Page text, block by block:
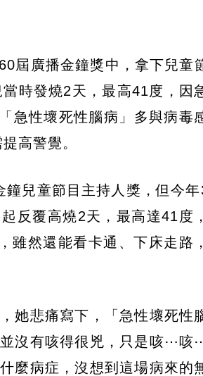
屆廣播金鐘獎中，拿下兒童
時發燒2天，最高41度，因
急性壞死性腦病」多與病毒
高警覺。
兒童節目主持人獎，但今
反覆高燒2天，最高達41度
雖然還能看卡通、下床走路
她悲痛寫下，「急性壞死性
沒有咳得很兇，只是咳⋯咳
麼病症，沒想到這場病來的